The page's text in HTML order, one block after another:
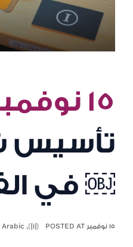
١٥ نوفمبر
تأسيس
في الفري زون ￼
١٥ نوفمبر POSTED AT {[1]}
,
Arabic